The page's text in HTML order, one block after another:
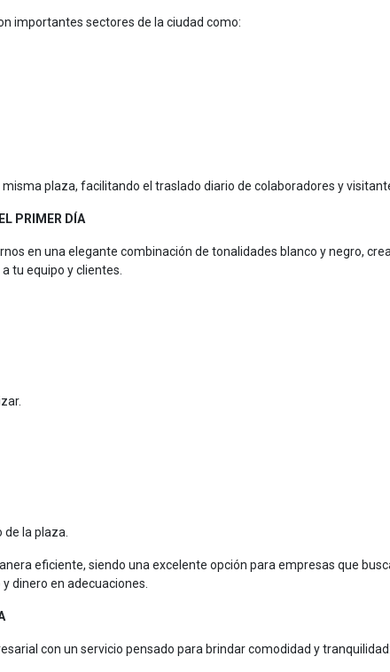
importantes sectores de la ciudad como:
plaza, facilitando el traslado diario de colaboradores y
PRIMER DÍA
en una elegante combinación de tonalidades blanco y negro,
tu equipo y clientes.
la plaza.
eficiente, siendo una excelente opción para empresas que
dinero en adecuaciones.
con un servicio pensado para brindar comodidad y tranquilidad: